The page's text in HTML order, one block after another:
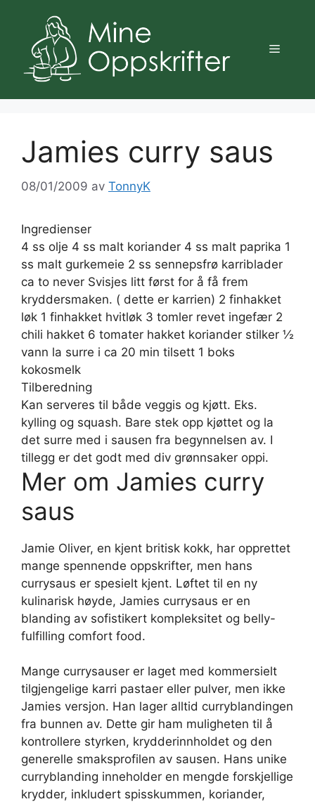
innhold
Meny
Jamies curry saus
08/01/2009 av TonnyK
Ingredienser
4 ss olje 4 ss malt koriander 4 ss malt paprika 1
ss malt gurkemeie 2 ss sennepsfrø karriblader
ca to never Svisjes litt først for å få frem
kryddersmaken. ( dette er karrien) 2 finhakket
løk 1 finhakket hvitløk 3 tomler revet ingefær 2
chili hakket 6 tomater hakket koriander stilker ½
vann la surre i ca 20 min tilsett 1 boks
kokosmelk
Tilberedning
Kan serveres til både veggis og kjøtt. Eks.
kylling og squash. Bare stek opp kjøttet og la
det surre med i sausen fra begynnelsen av. I
tillegg er det godt med div grønnsaker oppi.
Mer om Jamies curry
saus
Jamie Oliver, en kjent britisk kokk, har opprettet
mange spennende oppskrifter, men hans
currysaus er spesielt kjent. Løftet til en ny
kulinarisk høyde, Jamies currysaus er en
blanding av sofistikert kompleksitet og belly-
fulfilling comfort food.
Mange currysauser er laget med kommersielt
tilgjengelige karri pastaer eller pulver, men ikke
Jamies versjon. Han lager alltid curryblandingen
fra bunnen av. Dette gir ham muligheten til å
kontrollere styrken, krydderinnholdet og den
generelle smaksprofilen av sausen. Hans unike
curryblanding inneholder en mengde forskjellige
krydder, inkludert spisskummen, koriander,